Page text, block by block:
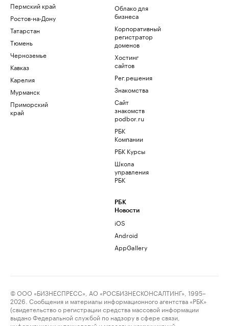
Пермский край
Ростов-на-Дону
Татарстан
Тюмень
Черноземье
Кавказ
Карелия
Мурманск
Приморский
край
Облако для
бизнеса
Корпоративный
регистратор
доменов
Хостинг
сайтов
Рег.решения
Знакомства
Сайт
знакомств
podbor.ru
РБК
Компании
РБК Курсы
Школа
управления
РБК
РБК
Новости
iOS
Android
AppGallery
© ООО «БИЗНЕСПРЕСС», АО «РОСБИЗНЕСКОНСАЛТИНГ», 1995–
2026. Сообщения и материалы информационного агентства «РБК»
(свидетельство о регистрации средства массовой информации
выдано Федеральной службой по надзору в сфере связи,